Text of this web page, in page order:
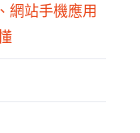
網站手機應用